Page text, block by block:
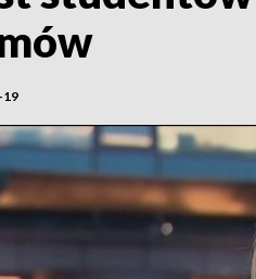
19